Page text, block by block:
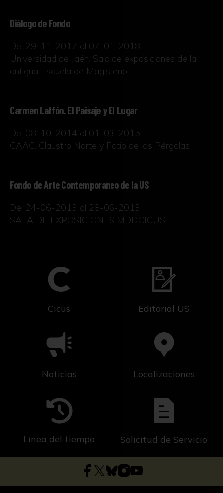
Diálogo de Fondo
Del 29-11-2017 al 07-01-2018
Universidad de Jaén. Sala de exposiciones de la
antigua Escuela de Magisterio
Carmen Laffón. El Paisaje y El Lugar
Del 08-10-2014 al 01-03-2015
CAAC. Claustro Norte y Patio de las Pérgolas
Fondo de Arte Contemporaneo de la US
Del 24-06-2013 al 28-06-2013
SALA DE EXPOSICIONES MDD.CICUS
Cicus Editorial US
Noticias Localizaciones
Línea del tiempo Solicitud de Servicio